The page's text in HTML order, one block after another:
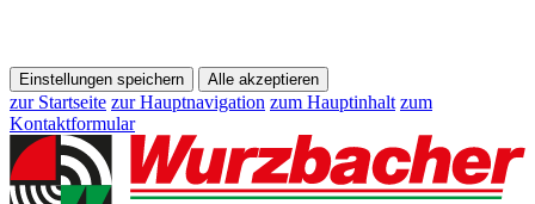
Einstellungen speichern Alle akzeptieren
zur Startseite zur Hauptnavigation zum Hauptinhalt zum
Kontaktformular